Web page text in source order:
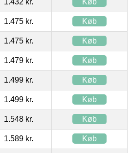
1.475 kr. Køb
1.475 kr. Køb
1.479 kr. Køb
1.499 kr. Køb
1.499 kr. Køb
1.548 kr. Køb
1.589 kr. Køb